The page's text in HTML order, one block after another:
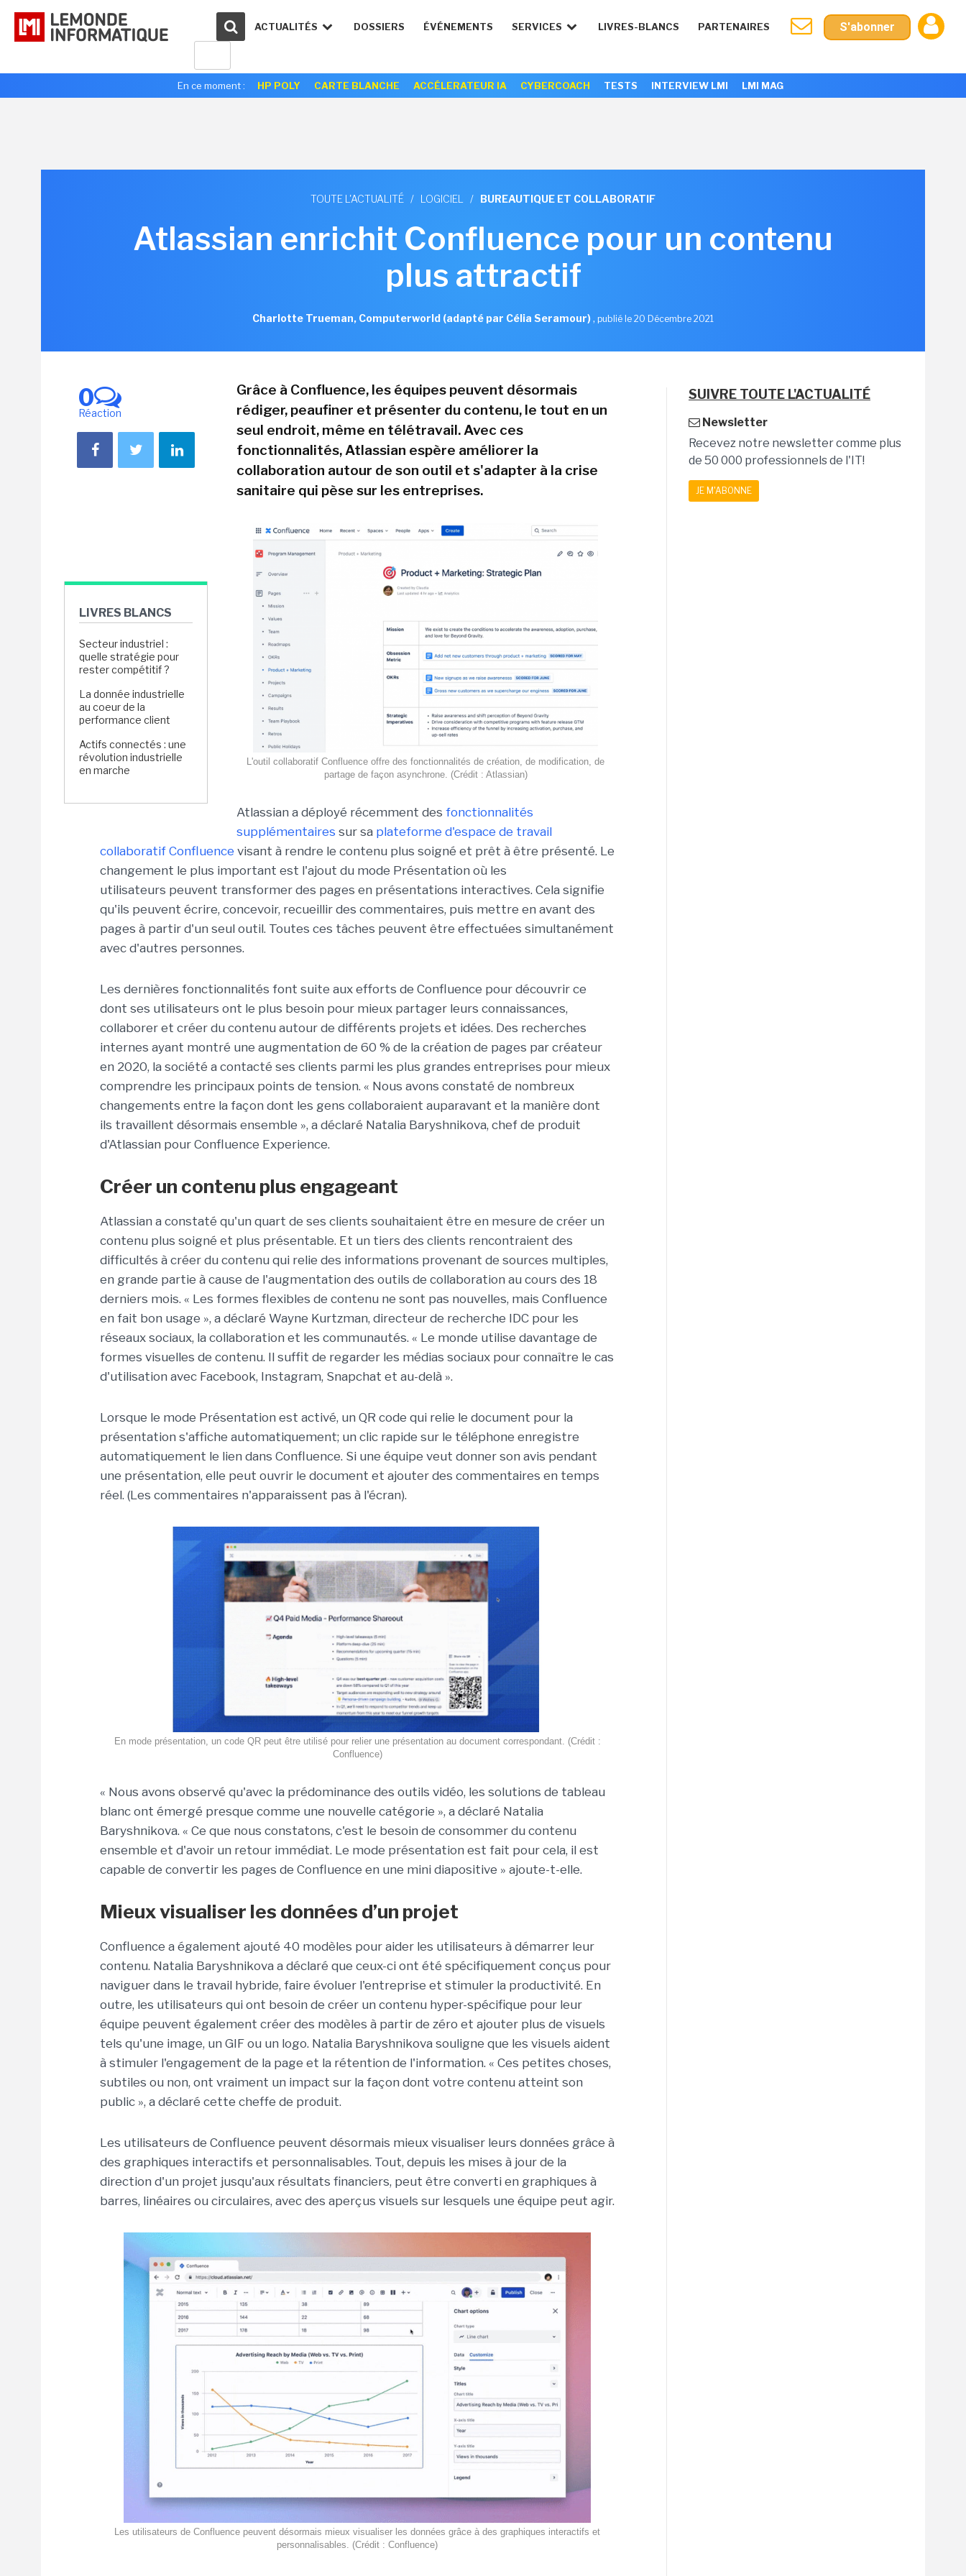
ACTUALITÉS DOSSIERS ÉVÉNEMENTS SERVICES LIVRES-BLANCS PARTENAIRES S'abonner
En ce moment : HP POLY CARTE BLANCHE ACCÉLERATEUR IA CYBERCOACH TESTS INTERVIEW LMI LMI MAG
TOUTE L'ACTUALITÉ / LOGICIEL / BUREAUTIQUE ET COLLABORATIF
Atlassian enrichit Confluence pour un contenu
plus attractif
Charlotte Trueman, Computerworld (adapté par Célia Seramour), publié le 20 Décembre 2021
0
Réaction
LIVRES BLANCS
Secteur industriel :
quelle stratégie pour
rester compétitif ?
La donnée industrielle
au coeur de la
performance client
Actifs connectés : une
révolution industrielle
en marche
Grâce à Confluence, les équipes peuvent désormais
rédiger, peaufiner et présenter du contenu, le tout en un
seul endroit, même en télétravail. Avec ces
fonctionnalités, Atlassian espère améliorer la
collaboration autour de son outil et s'adapter à la crise
sanitaire qui pèse sur les entreprises.
L'outil collaboratif Confluence offre des fonctionnalités de création, de modification, de
partage de façon asynchrone. (Crédit : Atlassian)
Atlassian a déployé récemment des fonctionnalités
supplémentaires sur sa plateforme d'espace de travail
collaboratif Confluence visant à rendre le contenu plus soigné et prêt à être présenté. Le
changement le plus important est l'ajout du mode Présentation où les
utilisateurs peuvent transformer des pages en présentations interactives. Cela signifie
qu'ils peuvent écrire, concevoir, recueillir des commentaires, puis mettre en avant des
pages à partir d'un seul outil. Toutes ces tâches peuvent être effectuées simultanément
avec d'autres personnes.
Les dernières fonctionnalités font suite aux efforts de Confluence pour découvrir ce
dont ses utilisateurs ont le plus besoin pour mieux partager leurs connaissances,
collaborer et créer du contenu autour de différents projets et idées. Des recherches
internes ayant montré une augmentation de 60 % de la création de pages par créateur
en 2020, la société a contacté ses clients parmi les plus grandes entreprises pour mieux
comprendre les principaux points de tension. « Nous avons constaté de nombreux
changements entre la façon dont les gens collaboraient auparavant et la manière dont
ils travaillent désormais ensemble », a déclaré Natalia Baryshnikova, chef de produit
d'Atlassian pour Confluence Experience.
Créer un contenu plus engageant
Atlassian a constaté qu'un quart de ses clients souhaitaient être en mesure de créer un
contenu plus soigné et plus présentable. Et un tiers des clients rencontraient des
difficultés à créer du contenu qui relie des informations provenant de sources multiples,
en grande partie à cause de l'augmentation des outils de collaboration au cours des 18
derniers mois. « Les formes flexibles de contenu ne sont pas nouvelles, mais Confluence
en fait bon usage », a déclaré Wayne Kurtzman, directeur de recherche IDC pour les
réseaux sociaux, la collaboration et les communautés. « Le monde utilise davantage de
formes visuelles de contenu. Il suffit de regarder les médias sociaux pour connaître le cas
d'utilisation avec Facebook, Instagram, Snapchat et au-delà ».
Lorsque le mode Présentation est activé, un QR code qui relie le document pour la
présentation s'affiche automatiquement; un clic rapide sur le téléphone enregistre
automatiquement le lien dans Confluence. Si une équipe veut donner son avis pendant
une présentation, elle peut ouvrir le document et ajouter des commentaires en temps
réel. (Les commentaires n'apparaissent pas à l'écran).
En mode présentation, un code QR peut être utilisé pour relier une présentation au document correspondant. (Crédit :
Confluence)
« Nous avons observé qu'avec la prédominance des outils vidéo, les solutions de tableau
blanc ont émergé presque comme une nouvelle catégorie », a déclaré Natalia
Baryshnikova. « Ce que nous constatons, c'est le besoin de consommer du contenu
ensemble et d'avoir un retour immédiat. Le mode présentation est fait pour cela, il est
capable de convertir les pages de Confluence en une mini diapositive » ajoute-t-elle.
Mieux visualiser les données d’un projet
Confluence a également ajouté 40 modèles pour aider les utilisateurs à démarrer leur
contenu. Natalia Baryshnikova a déclaré que ceux-ci ont été spécifiquement conçus pour
naviguer dans le travail hybride, faire évoluer l'entreprise et stimuler la productivité. En
outre, les utilisateurs qui ont besoin de créer un contenu hyper-spécifique pour leur
équipe peuvent également créer des modèles à partir de zéro et ajouter plus de visuels
tels qu'une image, un GIF ou un logo. Natalia Baryshnikova souligne que les visuels aident
à stimuler l'engagement de la page et la rétention de l'information. « Ces petites choses,
subtiles ou non, ont vraiment un impact sur la façon dont votre contenu atteint son
public », a déclaré cette cheffe de produit.
Les utilisateurs de Confluence peuvent désormais mieux visualiser leurs données grâce à
des graphiques interactifs et personnalisables. Tout, depuis les mises à jour de la
direction d'un projet jusqu'aux résultats financiers, peut être converti en graphiques à
barres, linéaires ou circulaires, avec des aperçus visuels sur lesquels une équipe peut agir.
Les utilisateurs de Confluence peuvent désormais mieux visualiser les données grâce à des graphiques interactifs et
personnalisables. (Crédit : Confluence)
SUIVRE TOUTE L'ACTUALITÉ
Newsletter
Recevez notre newsletter comme plus
de 50 000 professionnels de l'IT!
JE M'ABONNE